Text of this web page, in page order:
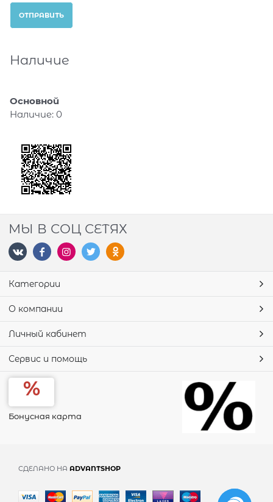
Наличие
Основной
Наличие: 0
МЫ В СОЦ СЕТЯХ
Категории
О компании
Личный кабинет
Сервис и помощь
Бонусная карта
СДЕЛАНО НА ADVANTSHOP